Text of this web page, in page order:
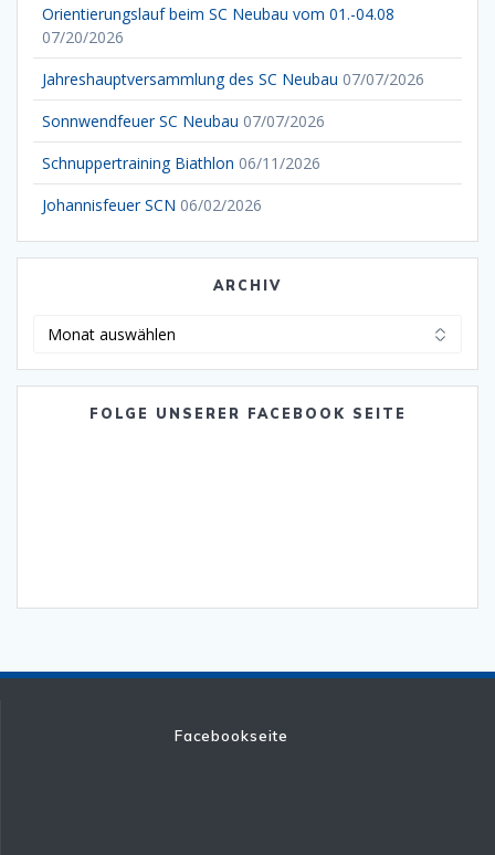
Orientierungslauf beim SC Neubau vom 01.-04.08
07/20/2026
Jahreshauptversammlung des SC Neubau 07/07/2026
Sonnwendfeuer SC Neubau 07/07/2026
Schnuppertraining Biathlon 06/11/2026
Johannisfeuer SCN 06/02/2026
ARCHIV
FOLGE UNSERER FACEBOOK SEITE
Facebookseite